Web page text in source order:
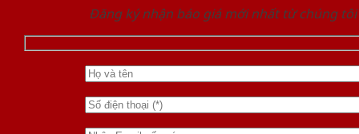
Đăng ký nhận báo giá mới nhất từ chúng tôi